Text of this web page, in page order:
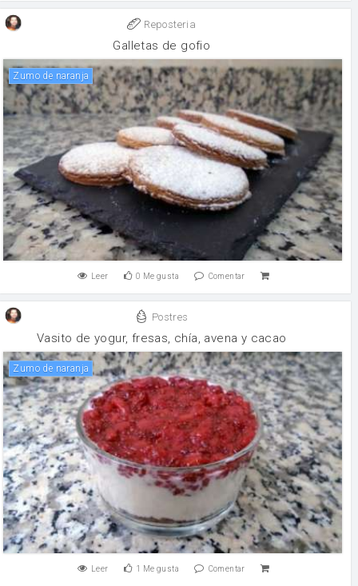
Reposteria
Galletas de gofio
Zumo de naranja
Leer 0 Me gusta Comentar
Postres
Vasito de yogur, fresas, chía, avena y cacao
Zumo de naranja
Leer 1 Me gusta Comentar